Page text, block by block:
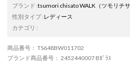
ブランド :tsumori chisato WALK （ツモリチ
性別タイプ:レディース
カテゴリ :
商品番号 ： TS648BW011702
ブランド商品番号 ： 2452440007 Bｶﾞﾗｽ